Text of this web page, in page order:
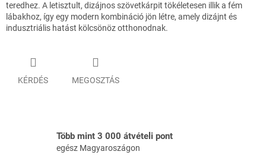
teredhez. A letisztult, dizájnos szövetkárpit tökéletesen illik a fém
lábakhoz, így egy modern kombináció jön létre, amely dizájnt és
indusztriális hatást kölcsönöz otthonodnak.
KÉRDÉS MEGOSZTÁS
Több mint 3 000 átvételi pont
egész Magyaroszágon